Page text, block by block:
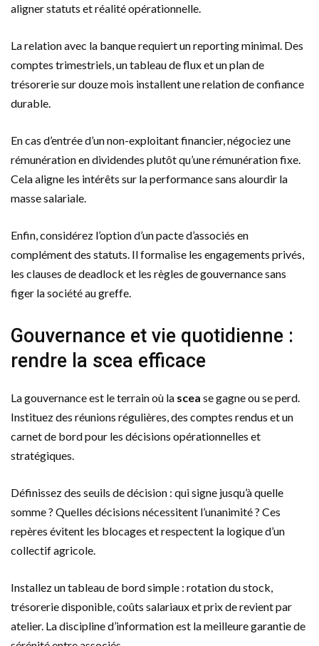
aligner statuts et réalité opérationnelle.
La relation avec la banque requiert un reporting minimal. Des
comptes trimestriels, un tableau de flux et un plan de
trésorerie sur douze mois installent une relation de confiance
durable.
En cas d’entrée d’un non-exploitant financier, négociez une
rémunération en dividendes plutôt qu’une rémunération fixe.
Cela aligne les intérêts sur la performance sans alourdir la
masse salariale.
Enfin, considérez l’option d’un pacte d’associés en
complément des statuts. Il formalise les engagements privés,
les clauses de deadlock et les règles de gouvernance sans
figer la société au greffe.
Gouvernance et vie quotidienne :
rendre la scea efficace
La gouvernance est le terrain où la scea se gagne ou se perd.
Instituez des réunions régulières, des comptes rendus et un
carnet de bord pour les décisions opérationnelles et
stratégiques.
Définissez des seuils de décision : qui signe jusqu’à quelle
somme ? Quelles décisions nécessitent l’unanimité ? Ces
repères évitent les blocages et respectent la logique d’un
collectif agricole.
Installez un tableau de bord simple : rotation du stock,
trésorerie disponible, coûts salariaux et prix de revient par
atelier. La discipline d’information est la meilleure garantie de